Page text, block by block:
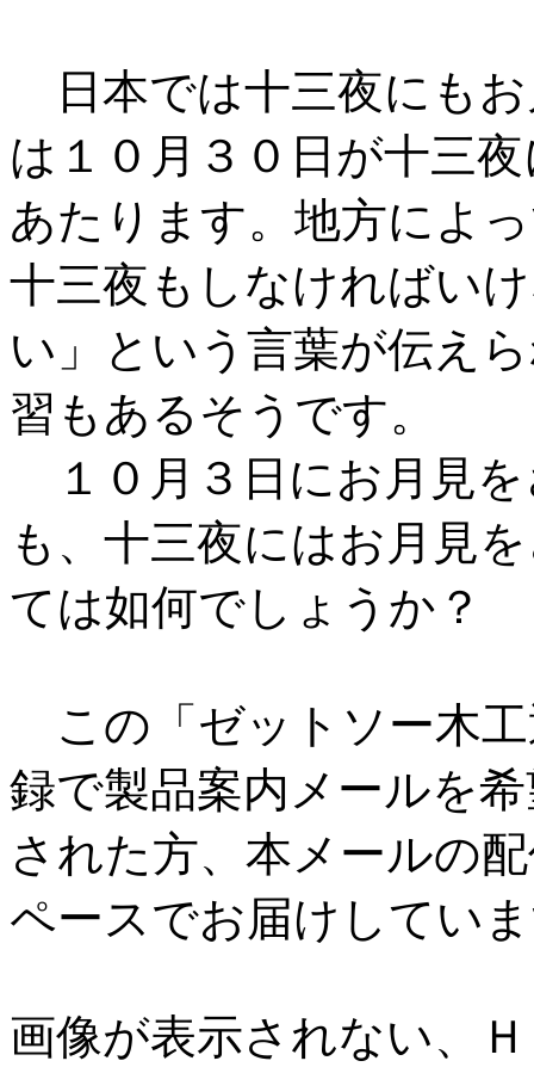
日本では十三夜にも
は１０月３０日が十三
あたります。地方によ
十三夜もしなければい
い」という言葉が伝え
習もあるそうです。
１０月３日にお月見
も、十三夜にはお月見
ては如何でしょうか？
この「ゼットソー木
録で製品案内メールを
された方、本メールの
ペースでお届けしてい
画像が表示されない、